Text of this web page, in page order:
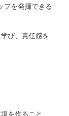
プを発揮できる
び、責任感を
を作ること